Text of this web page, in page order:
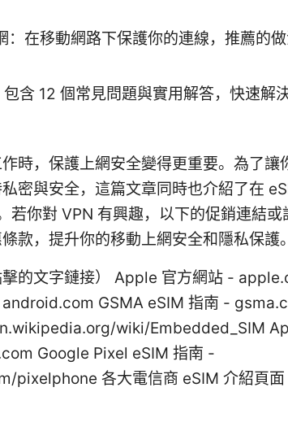
：在移動網路下保護你的連線，推薦的
含 12 個常見問題與實用解答，快速解
時，保護上網安全變得更重要。為了讓
密與安全，這篇文章同時也介紹了在
若你對 VPN 有興趣，以下的促銷連結或
款，提升你的移動上網安全和隱私保護。
的文字鏈接） Apple 官方網站 -
GSMA eSIM 指南 -
wiki/Embedded_SIM
Google Pixel eSIM 指南 -
pixelphone 各大電信商 eSIM 介紹頁面